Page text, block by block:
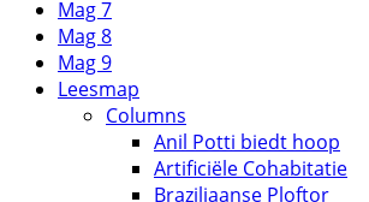
Mag 7
Mag 8
Mag 9
Leesmap
Columns
Anil Potti biedt hoop
Artificiële Cohabitatie
Braziliaanse Ploftor